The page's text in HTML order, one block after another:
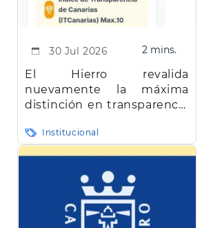
30 Jul 2026 2 mins.
El Hierro revalida
nuevamente la máxima
distinción en transparencia
Institucional